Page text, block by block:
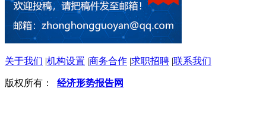
关于我们 |机构设置 |商务合作 |求职招聘 |联系我们
版权所有： 经济形势报告网